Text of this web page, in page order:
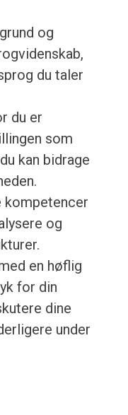
og
du taler
du er
som
kan bidrage
kompetencer
og
en høflig
for din
dine
under